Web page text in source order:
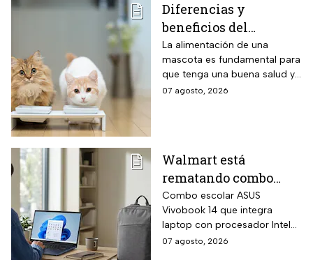
megapíxeles con nueva lente
f/1.4 un 47 por ciento más
luminosa que la generación
anterior.
Diferencias y
beneficios del
alimento húmedo y
seco para gato
La alimentación de una
mascota es fundamental para
que tenga una buena salud y
si tienes gato, te decimos los
07 agosto, 2026
Walmart está
rematando combo
para regreso a clases
con laptop ASUS
Vivobook de 256GB y
14 pulgadas + mochila
Combo escolar ASUS
Vivobook 14 que integra
laptop con procesador Intel
Core i3-1315U de 6 núcleos
07 agosto, 2026